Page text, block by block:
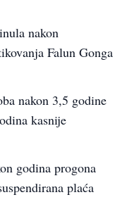
nakon
Falun Gonga
nakon 3,5 godine
kasnije
godina progona
plaća